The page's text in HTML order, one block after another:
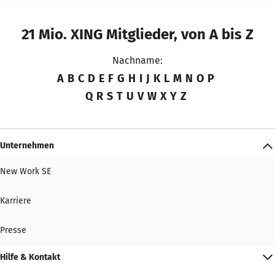
21 Mio. XING Mitglieder, von A bis Z
Nachname:
A B C D E F G H I J K L M N O P
Q R S T U V W X Y Z
Unternehmen
New Work SE
Karriere
Presse
Hilfe & Kontakt